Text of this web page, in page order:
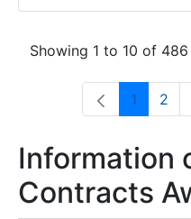
Showing 1 to 10 of
Page
1 2
Information
Contracts